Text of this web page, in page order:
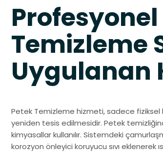
Temizleme
Uygulanan
Petek Temizleme hizmeti, sadece fiziksel
yeniden tesis edilmesidir. Petek
kimyasallar kullanılır. Sistemdeki
korozyon önleyici koruyucu sıvı eklenerek